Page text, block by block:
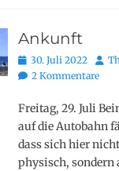
Ankunft
Posted
on
30. Juli 2022
2 Kommentare
Freitag, 29. Juli
auf die Autobahn
dass sich hier
physisch, sondern